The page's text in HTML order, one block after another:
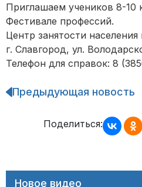
Приглашаем учеников 8-10
Фестивале профессий.
Центр занятости
г. Славгород, ул.
Телефон для справок: 8
Навигация
записям
Предыдующая новость
Поделиться:
Новое видео